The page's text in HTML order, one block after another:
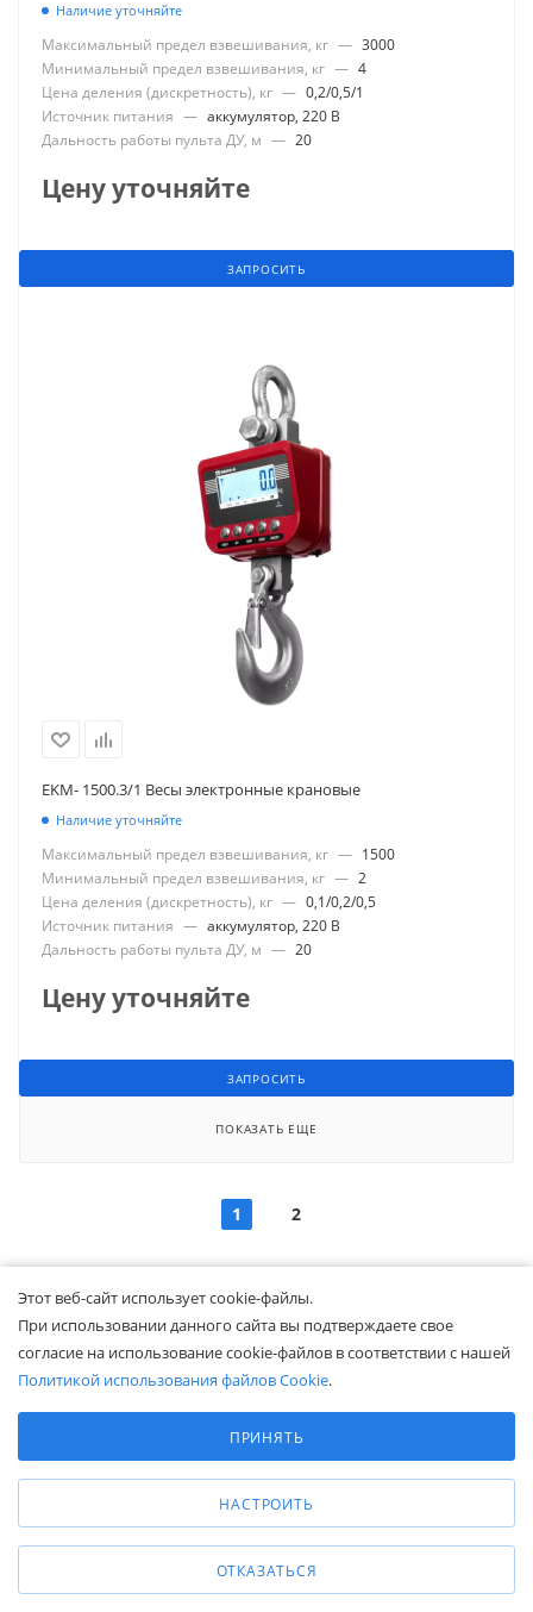
Наличие уточняйте
Максимальный предел взвешивания, кг — 3000
Минимальный предел взвешивания, кг — 4
Цена деления (дискретность), кг — 0,2/0,5/1
Источник питания — аккумулятор, 220 В
Дальность работы пульта ДУ, м — 20
Цену уточняйте
ЗАПРОСИТЬ
EKM- 1500.3/1 Весы электронные крановые
Наличие уточняйте
Максимальный предел взвешивания, кг — 1500
Минимальный предел взвешивания, кг — 2
Цена деления (дискретность), кг — 0,1/0,2/0,5
Источник питания — аккумулятор, 220 В
Дальность работы пульта ДУ, м — 20
Цену уточняйте
ЗАПРОСИТЬ
ПОКАЗАТЬ ЕЩЕ
1 2
Весы крановые бренда МАССА-К в компании Белапекс.
Подпишитесь и будьте в курсе!
Акции, скидки, распродажи ждут!
ПОДПИСАТЬСЯ
Этот веб-сайт использует cookie-файлы.
При использовании данного сайта вы подтверждаете свое
согласие на использование cookie-файлов в соответствии с нашей
Политикой использования файлов Cookie.
Аналитические/Функциональные
ПРИНЯТЬ
НАСТРОИТЬ
ОТКАЗАТЬСЯ